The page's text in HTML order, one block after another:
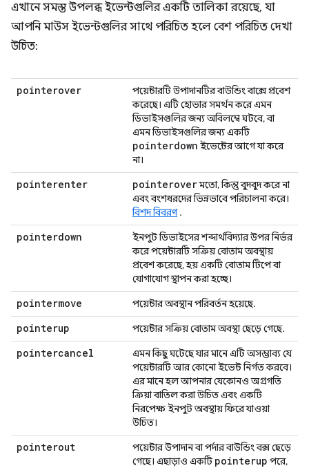
এখানে সমস্ত উপলব্ধ ইভেন্টগুলির একটি তালিকা রয়েছে, যা
আপনি মাউস ইভেন্টগুলির সাথে পরিচিত হলে বেশ পরিচিত দেখা
উচিত:
pointerover
পয়েন্টারটি উপাদানটির বাউন্ডিং বাক্সে প্রবেশ
করেছে। এটি হোভার সমর্থন করে এমন
ডিভাইসগুলির জন্য অবিলম্বে ঘটবে, বা
এমন ডিভাইসগুলির জন্য একটি
pointerdown ইভেন্টের আগে যা করে
না।
pointerenter pointeroverমতো, কিন্তু বুদবুদ করে না
এবং বংশধরদের ভিন্নভাবে পরিচালনা করে।
বিশদ বিবরণ.
pointerdown
ইনপুট ডিভাইসের শব্দার্থবিদ্যার উপর নির্ভর
করে পয়েন্টারটি সক্রিয় বোতাম অবস্থায়
প্রবেশ করেছে, হয় একটি বোতাম টিপে বা
যোগাযোগ স্থাপন করা হচ্ছে।
pointermove পয়েন্টার অবস্থান পরিবর্তন হয়েছে.
pointerup পয়েন্টার সক্রিয় বোতাম অবস্থা ছেড়ে গেছে.
pointercancel
এমন কিছু ঘটেছে যার মানে এটি অসম্ভাব্য যে
পয়েন্টারটি আর কোনো ইভেন্ট নির্গত করবে।
এর মানে হল আপনার যেকোনও অগ্রগতি
ক্রিয়া বাতিল করা উচিত এবং একটি
নিরপেক্ষ ইনপুট অবস্থায় ফিরে যাওয়া
উচিত।
pointerout
পয়েন্টার উপাদান বা পর্দার বাউন্ডিং বক্স ছেড়ে
গেছে। এছাড়াও একটি pointerup পরে,